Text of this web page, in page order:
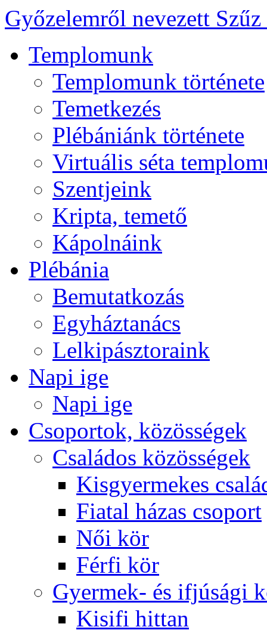
Győzelemről nevezett
Templomunk
Templomunk története
Temetkezés
Plébániánk története
Virtuális séta
Szentjeink
Kripta, temető
Kápolnáink
Plébánia
Bemutatkozás
Egyháztanács
Lelkipásztoraink
Napi ige
Napi ige
Csoportok, közösségek
Családos közösségek
Kisgyermekes
Fiatal házas csoport
Női kör
Férfi kör
Gyermek- és ifjúsági
Kisifi hittan